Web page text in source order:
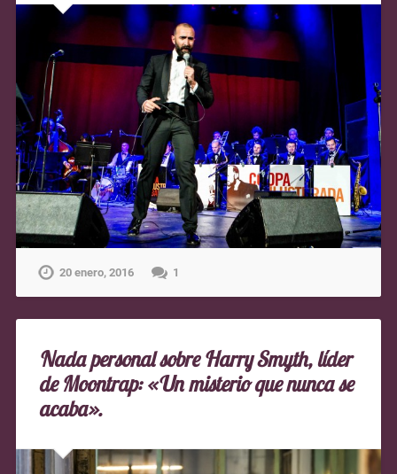
20 enero, 2016 1
Nada personal sobre Harry Smyth, líder
de Moontrap: «Un misterio que nunca se
acaba».